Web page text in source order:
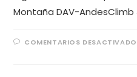
Montaña DAV-
COMENTARIOS